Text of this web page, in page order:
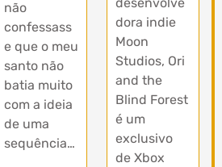
não
confessass
e que o meu
santo não
batia muito
com a ideia
de uma
sequência…
desenvolve
dora indie
Moon
Studios, Ori
and the
Blind Forest
é um
exclusivo
de Xbox